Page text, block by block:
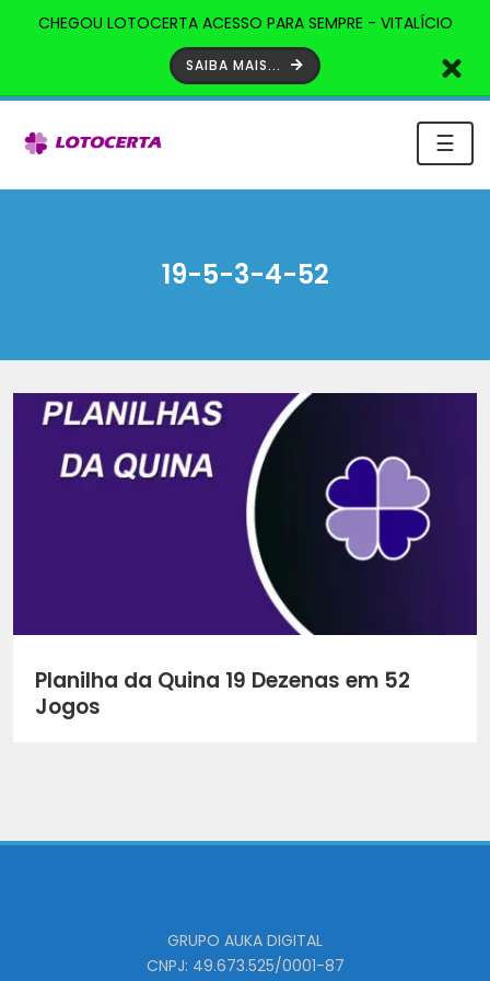
CHEGOU LOTOCERTA ACESSO PARA SEMPRE - VITALÍCIO
SAIBA MAIS...
☰
19-5-3-4-52
Planilha da Quina 19 Dezenas em 52
Jogos
GRUPO AUKA DIGITAL
CNPJ: 49.673.525/0001-87